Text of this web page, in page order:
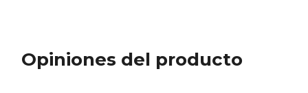
Opiniones del producto